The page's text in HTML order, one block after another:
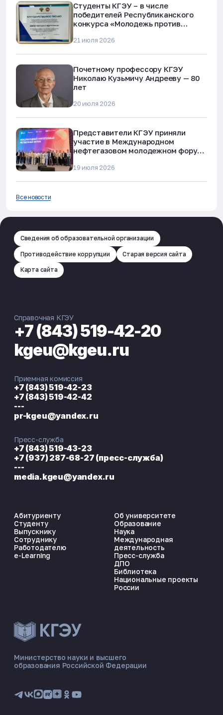
ЭНЕРГОКОД — ПОМОЩНИК КГЭУ
📋 Приёмная комиссия
🏠 Общежитие
Студенты КГЭУ – в числе
победителей Республиканского
конкурса «Молодежь против
мошенничества»
21 июля 2026
Почетному профессору КГЭУ
Николаю Кузьмичу Андрееву — 80
лет
20 июля 2026
Представители КГЭУ приняли
участие в Международном
нефтегазовом молодежном форуме
19 июля 2026
Все новости
Сведения об образовательной организации
Противодействие коррупции Старая версия сайта
Карта сайта
Министерство науки и высшего
образования Российской Федерации
Абитуриенту
Студенту
Выпускнику
Сотруднику
Работодателю
e-Learning
Об университете
Образование
Наука
Международная
деятельность
Пресс-служба
ДПО
Библиотека
Национальные проекты
России
Справочная КГЭУ
+7 (843) 519-42-20
kgeu@kgeu.ru
Приемная комиссия
+7 (843) 519-42-23
+7 (843) 519-42-42
---
pr-kgeu@yandex.ru
Пресс-служба
+7 (843) 519-43-23
+7 (937) 287-68-27 (пресс-служба)
---
media.kgeu@yandex.ru